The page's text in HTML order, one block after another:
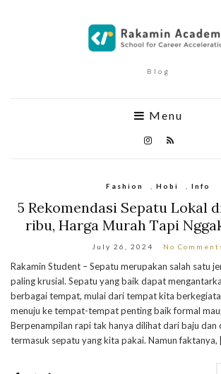
Blog
Menu
Fashion Hobi Info
5 Rekomendasi Sepatu Lokal
ribu, Harga Murah Tapi
July 26, 2024 No
Rakamin Student – Sepatu merupakan salah satu
paling krusial. Sepatu yang baik dapat
berbagai tempat, mulai dari tempat kita
menuju ke tempat-tempat penting baik formal
Berpenampilan rapi tak hanya dilihat dari baju dan
termasuk sepatu yang kita pakai. Namun faktanya,